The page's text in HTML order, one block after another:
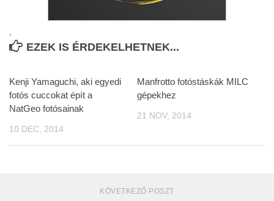
.
EZEK IS ÉRDEKELHETNEK...
Kenji Yamaguchi, aki egyedi
fotós cuccokat épít a
NatGeo fotósainak
10 DEC, 2014
Manfrotto fotóstáskák MILC
gépekhez
21 NOV, 2014
KÖVETKEZŐ POSZT